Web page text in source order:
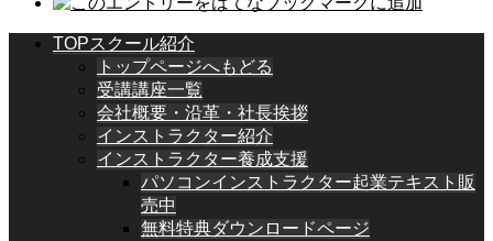
TOPスクール紹介
トップページへもどる
受講講座一覧
会社概要・沿革・社長挨拶
インストラクター紹介
インストラクター養成支援
パソコンインストラクター起業テキスト販
売中
無料特典ダウンロードページ